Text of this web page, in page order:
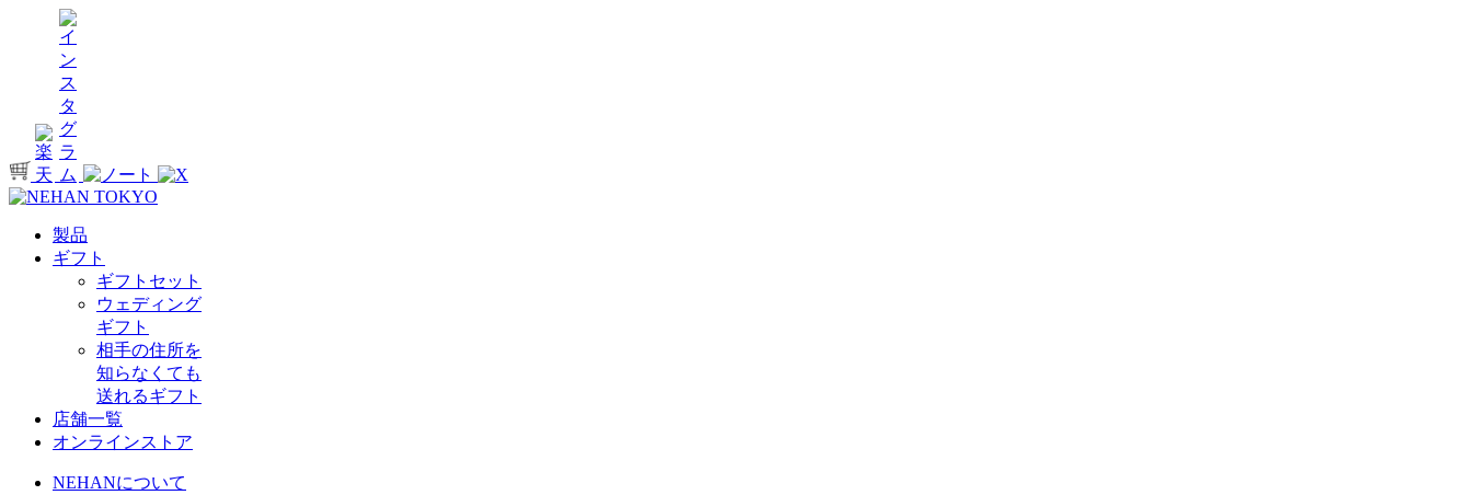
製品
ギフト
ギフトセット
ウェディング
ギフト
相手の住所を
知らなくても
送れるギフト
店舗一覧
オンラインストア
NEHANについて